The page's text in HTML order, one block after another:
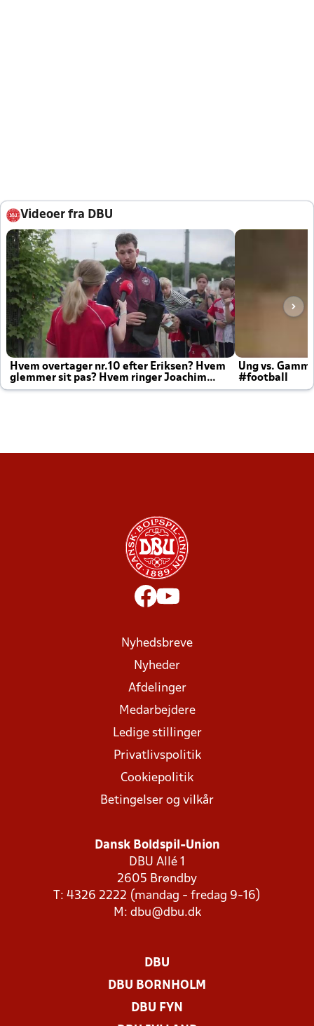
Videoer fra DBU
Hvem overtager nr.10 efter Eriksen? Hvem
glemmer sit pas? Hvem ringer Joachim
altid til efter kampe?
Ung vs.
#football
Nyhedsbreve
Nyheder
Afdelinger
Medarbejdere
Ledige stillinger
Privatlivspolitik
Cookiepolitik
Betingelser og vilkår
Dansk Boldspil-Union
DBU Allé 1
2605 Brøndby
T: 4326 2222 (mandag - fredag 9-16)
M: dbu@dbu.dk
DBU
DBU BORNHOLM
DBU FYN